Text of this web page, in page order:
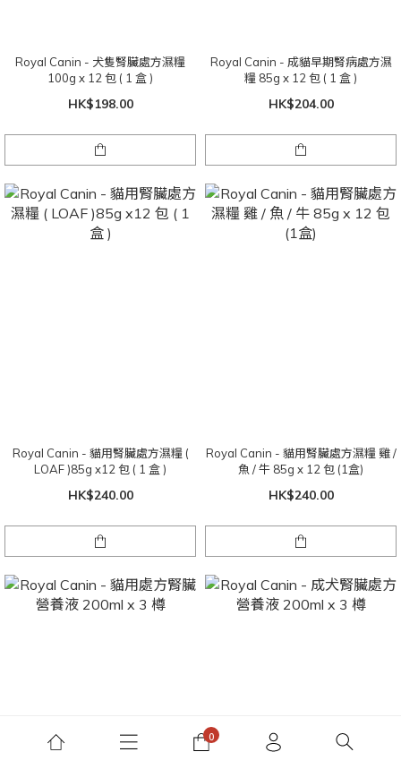
Royal Canin - 犬隻腎臟處方濕糧
100g x 12 包 ( 1 盒 )
HK$198.00
Royal Canin - 成貓早期腎病處方濕
糧 85g x 12 包 ( 1 盒 )
HK$204.00
Royal Canin - 貓用腎臟處方濕糧 (
LOAF )85g x12 包 ( 1 盒 )
HK$240.00
Royal Canin - 貓用腎臟處方濕糧 雞 /
魚 / 牛 85g x 12 包 (1盒)
HK$240.00